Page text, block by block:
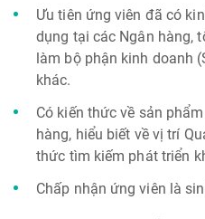
Ưu tiên ứng viên đã có
dụng tại các Ngân hàng,
làm bộ phận kinh doanh
khác.
Có kiến thức về sản
hàng, hiểu biết về vị trí
thức tìm kiếm phát triển
Chấp nhận ứng viên là